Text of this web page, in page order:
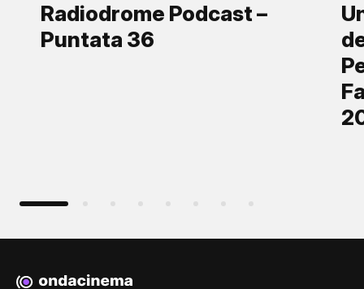
Radiodrome Podcast –
Puntata 36